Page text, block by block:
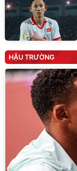
HẬU TRƯỜNG